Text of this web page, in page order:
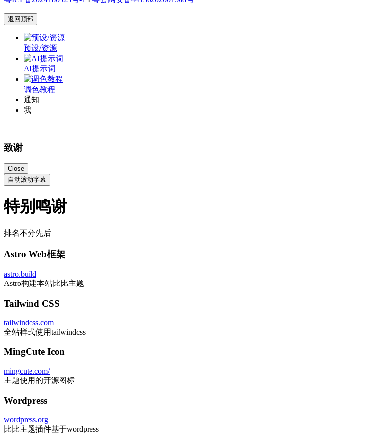
返回顶部
预设/资源
AI提示词
调色教程
通知
我
致谢
Close
自动滚动字幕
特别鸣谢
排名不分先后
Astro Web框架
astro.build
Astro构建本站比比主题
Tailwind CSS
tailwindcss.com
全站样式使用tailwindcss
MingCute Icon
mingcute.com/
主题使用的开源图标
Wordpress
wordpress.org
比比主题插件基于wordpress